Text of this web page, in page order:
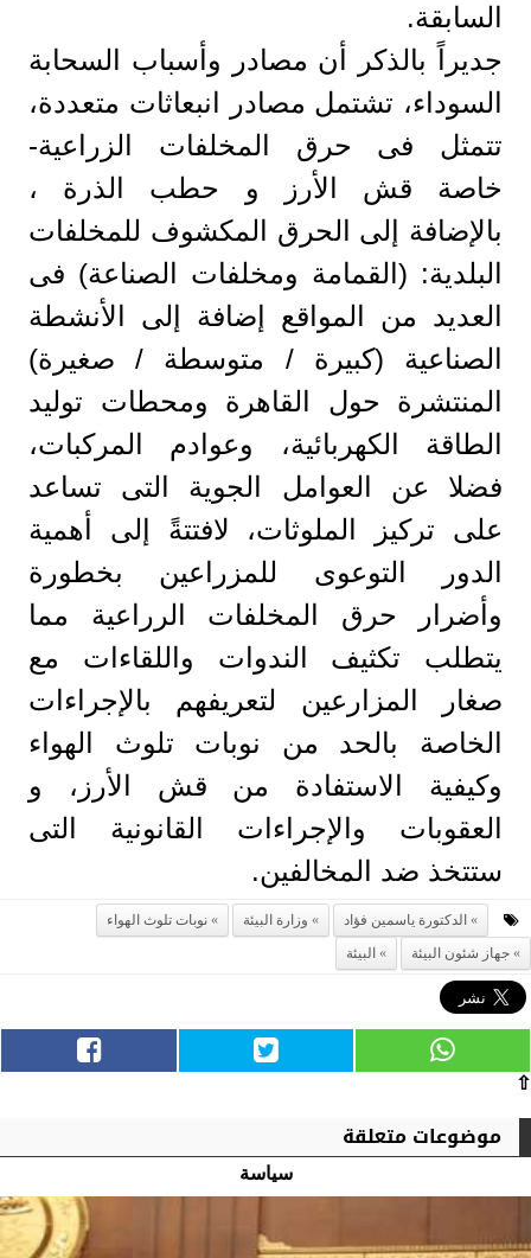
السابقة.
جديراً بالذكر أن مصادر وأسباب السحابة
السوداء، تشتمل مصادر انبعاثات متعددة،
تتمثل فى حرق المخلفات الزراعية-
خاصة قش الأرز و حطب الذرة ،
بالإضافة إلى الحرق المكشوف للمخلفات
البلدية: (القمامة ومخلفات الصناعة) فى
العديد من المواقع إضافة إلى الأنشطة
الصناعية (كبيرة / متوسطة / صغيرة)
المنتشرة حول القاهرة ومحطات توليد
الطاقة الكهربائية، وعوادم المركبات،
فضلا عن العوامل الجوية التى تساعد
على تركيز الملوثات، لافتتةً إلى أهمية
الدور التوعوى للمزراعين بخطورة
وأضرار حرق المخلفات الرراعية مما
يتطلب تكثيف الندوات واللقاءات مع
صغار المزارعين لتعريفهم بالإجراءات
الخاصة بالحد من نوبات تلوث الهواء
وكيفية الاستفادة من قش الأرز، و
العقوبات والإجراءات القانونية التى
ستتخذ ضد المخالفين.
الدكتورة ياسمين فؤاد وزارة البيئة
نوبات تلوث الهواء
جهاز شئون البيئة
البيئة
⇧
موضوعات متعلقة
سياسة